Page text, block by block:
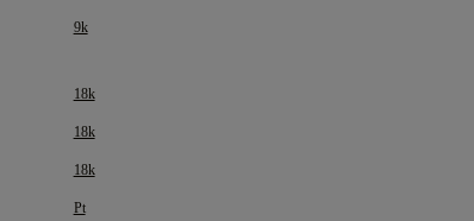
9k
18k
18k
18k
Pt